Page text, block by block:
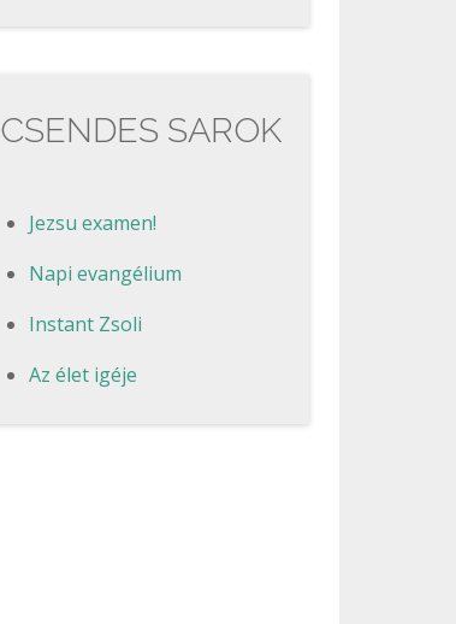
CSENDES SAROK
Jezsu examen!
Napi evangélium
Instant Zsoli
Az élet igéje